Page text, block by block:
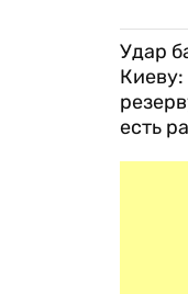
Удар
есть